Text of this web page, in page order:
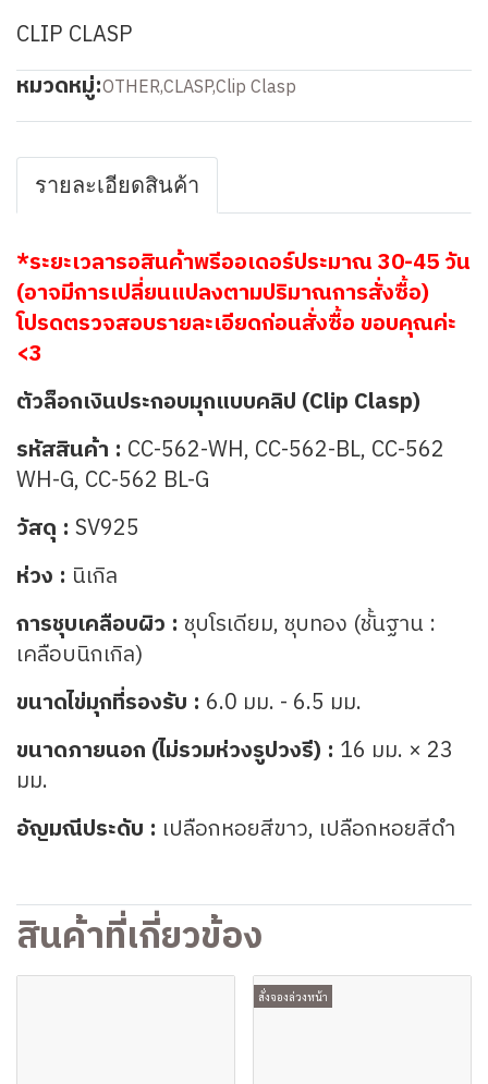
CLIP CLASP
หมวดหมู่:OTHER,CLASP,Clip Clasp
รายละเอียดสินค้า
*ระยะเวลารอสินค้าพรีออเดอร์ประมาณ 30-45 วัน
(อาจมีการเปลี่ยนแปลงตามปริมาณการสั่งซื้อ)
โปรดตรวจสอบรายละเอียดก่อนสั่งซื้อ ขอบคุณค่ะ
<3
ตัวล็อกเงินประกอบมุกแบบคลิป (Clip Clasp)
รหัสสินค้า : CC-562-WH, CC-562-BL, CC-562
WH-G, CC-562 BL-G
วัสดุ : SV925
ห่วง : นิเกิล
การชุบเคลือบผิว : ชุบโรเดียม, ชุบทอง (ชั้นฐาน :
เคลือบนิกเกิล)
ขนาดไข่มุกที่รองรับ : 6.0 มม. - 6.5 มม.
ขนาดภายนอก (ไม่รวมห่วงรูปวงรี) : 16 มม. × 23
มม.
อัญมณีประดับ : เปลือกหอยสีขาว, เปลือกหอยสีดำ
สินค้าที่เกี่ยวข้อง
สั่งจองล่วงหน้า